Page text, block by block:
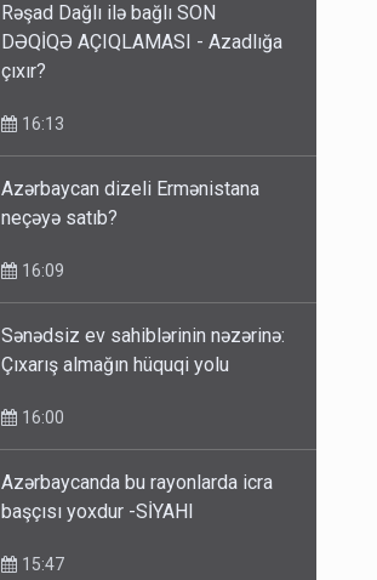
Rəşad Dağlı ilə bağlı SON
DƏQİQƏ AÇIQLAMASI - Azadlığa
çıxır?
16:13
Azərbaycan dizeli Ermənistana
neçəyə satıb?
16:09
Sənədsiz ev sahiblərinin nəzərinə:
Çıxarış almağın hüquqi yolu
16:00
Azərbaycanda bu rayonlarda icra
başçısı yoxdur -SİYAHI
15:47